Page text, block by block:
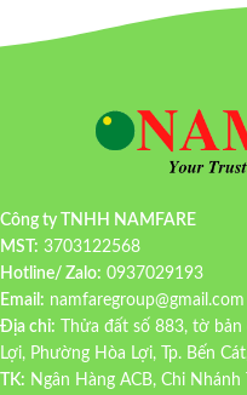
Công ty TNHH NAMFARE
MST: 3703122568
Hotline/ Zalo: 0937029193
Email: namfaregroup@gmail.com
Địa chỉ: Thửa đất số 883, tờ
Lợi, Phường Hòa Lợi, Tp. Bến
TK: Ngân Hàng ACB, Chi